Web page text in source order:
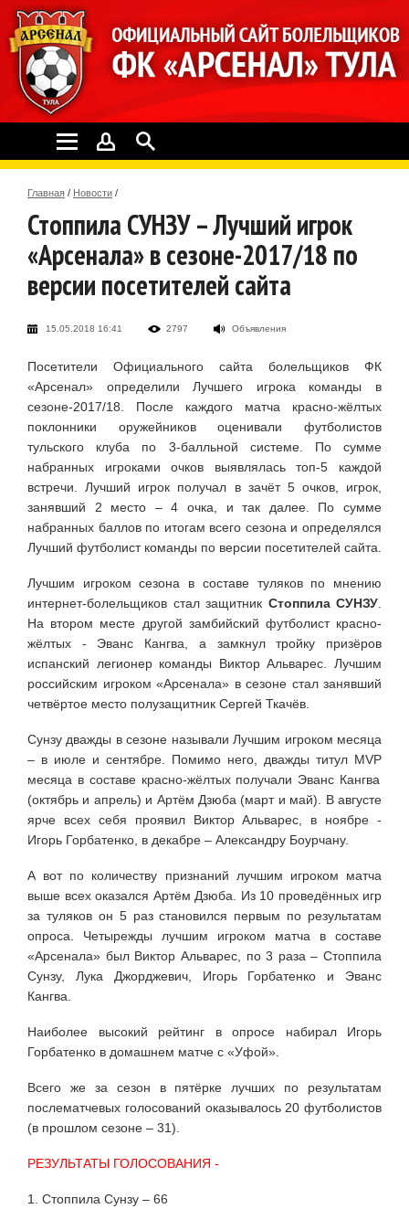
Главная / Новости /
Стоппила СУНЗУ – Лучший игрок
«Арсенала» в сезоне-2017/18 по
версии посетителей сайта
15.05.2018 16:41 2797 Объявления
Посетители Официального сайта болельщиков ФК
«Арсенал» определили Лучшего игрока команды в
сезоне-2017/18. После каждого матча красно-жёлтых
поклонники оружейников оценивали футболистов
тульского клуба по 3-балльной системе. По сумме
набранных игроками очков выявлялась топ-5 каждой
встречи. Лучший игрок получал в зачёт 5 очков, игрок,
занявший 2 место – 4 очка, и так далее. По сумме
набранных баллов по итогам всего сезона и определялся
Лучший футболист команды по версии посетителей сайта.
Лучшим игроком сезона в составе туляков по мнению
интернет-болельщиков стал защитник Стоппила СУНЗУ
На втором месте другой замбийский футболист красно-
жёлтых - Эванс Кангва, а замкнул тройку призёров
испанский легионер команды Виктор Альварес. Лучшим
российским игроком «Арсенала» в сезоне стал занявший
четвёртое место полузащитник Сергей Ткачёв.
Сунзу дважды в сезоне называли Лучшим игроком месяца
– в июле и сентябре. Помимо него, дважды титул MVP
месяца в составе красно-жёлтых получали Эванс Кангва
(октябрь и апрель) и Артём Дзюба (март и май). В августе
ярче всех себя проявил Виктор Альварес, в ноябре -
Игорь Горбатенко, в декабре – Александру Боурчану.
А вот по количеству признаний лучшим игроком матча
выше всех оказался Артём Дзюба. Из 10 проведённых игр
за туляков он 5 раз становился первым по результатам
опроса. Четырежды лучшим игроком матча в составе
«Арсенала» был Виктор Альварес, по 3 раза – Стоппила
Сунзу, Лука Джорджевич, Игорь Горбатенко и Эванс
Кангва.
Наиболее высокий рейтинг в опросе набирал Игорь
Горбатенко в домашнем матче с «Уфой».
Всего же за сезон в пятёрке лучших по результатам
послематчевых голосований оказывалось 20 футболистов
(в прошлом сезоне – 31).
РЕЗУЛЬТАТЫ ГОЛОСОВАНИЯ -
1. Стоппила Сунзу – 66